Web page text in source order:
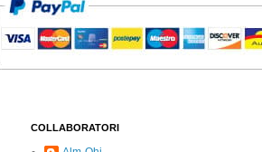
COLLABORATORI